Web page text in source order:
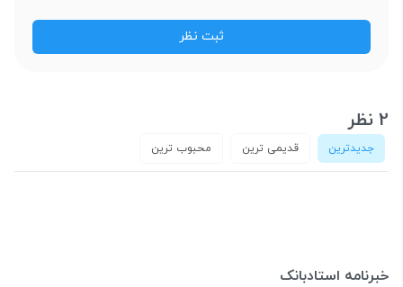
2 نظر
جدیدترین قدیمی ترین محبوب ترین
خبرنامه استادبانک